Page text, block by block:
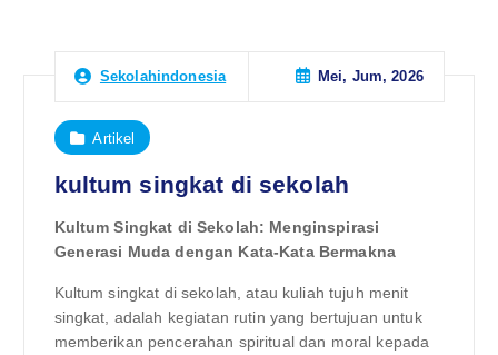
Sekolahindonesia Mei, Jum, 2026
Artikel
kultum singkat di sekolah
Kultum Singkat di Sekolah: Menginspirasi
Generasi Muda dengan Kata-Kata Bermakna
Kultum singkat di sekolah, atau kuliah tujuh menit
singkat, adalah kegiatan rutin yang bertujuan untuk
memberikan pencerahan spiritual dan moral kepada